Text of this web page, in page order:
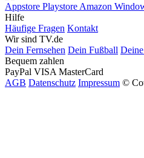
Appstore Playstore Amazon
Hilfe
Häufige Fragen Kontakt
Wir sind TV.de
Dein Fernsehen Dein Fußball
Bequem zahlen
PayPal VISA MasterCard
AGB Datenschutz Impressum ©